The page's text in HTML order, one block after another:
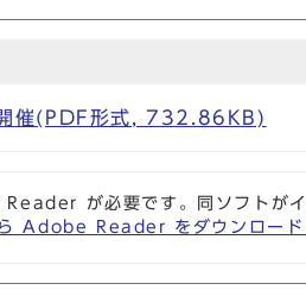
催(PDF形式, 732.86KB)
が必要です。同ソフトがイ
Adobe Reader をダウンロード